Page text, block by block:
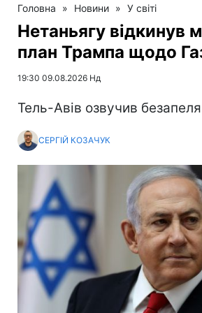
Головна » Новини » У світі
Нетаньягу відкинув
план Трампа щодо
19:30 09.08.2026 Нд
Тель-Авів озвучив
СЕРГІЙ КОЗАЧУК